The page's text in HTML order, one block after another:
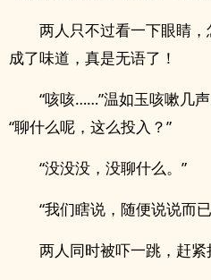
两人只不过看一下眼睛
成了味道，真是无语了！
“咳咳……”温如玉咳嗽几
“聊什么呢，这么投入？”
“没没没，没聊什么。”
“我们瞎说，随便说说而
两人同时被吓一跳，赶紧